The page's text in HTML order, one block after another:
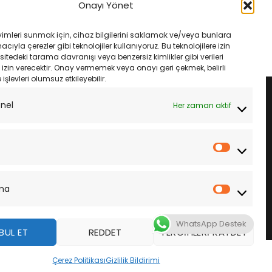
Onayı Yönet
sunmak için, cihaz bilgilerini saklamak ve/veya bunlara
çerezler gibi teknolojiler kullanıyoruz. Bu teknolojilere izin
tarama davranışı veya benzersiz kimlikler gibi verileri
verecektir. Onay vermemek veya onayı geri çekmek, belirli
işlevleri olumsuz etkileyebilir.
Her zaman aktif
İstatistik
ET REDDET TERCIHLERI KAYDET
Çerez PolitikasıGizlilik Bildirimi
Xrıng
fiyat: andaki
fiyat:
₺6,000.00.
525Vx3 108L Xrıng Çelik
fiyat:
₺6,225.00.
andaki
fiyat:
₺5,850.00.
SEPETE EKLE
DAHA FAZLA BILGI
WhatsApp Destek